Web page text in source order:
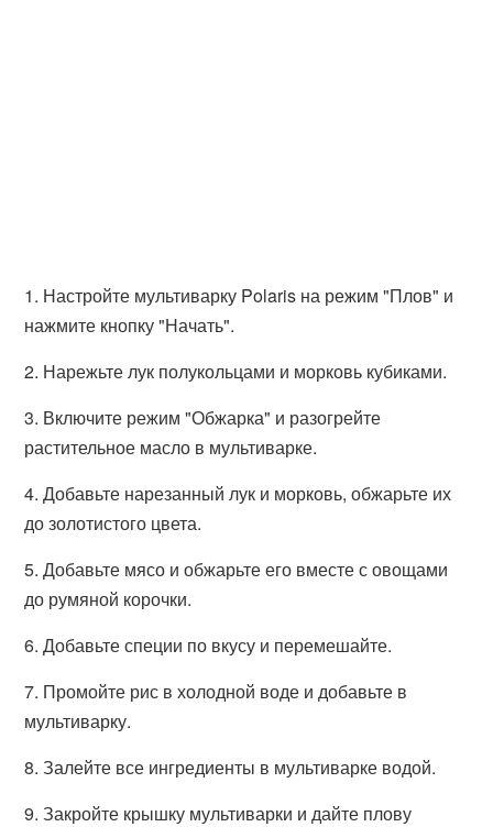
1. Настройте мультиварку Polaris на режим "Плов" и
нажмите кнопку "Начать".
2. Нарежьте лук полукольцами и морковь кубиками.
3. Включите режим "Обжарка" и разогрейте
растительное масло в мультиварке.
4. Добавьте нарезанный лук и морковь, обжарьте их
до золотистого цвета.
5. Добавьте мясо и обжарьте его вместе с овощами
до румяной корочки.
6. Добавьте специи по вкусу и перемешайте.
7. Промойте рис в холодной воде и добавьте в
мультиварку.
8. Залейте все ингредиенты в мультиварке водой.
9. Закройте крышку мультиварки и дайте плову